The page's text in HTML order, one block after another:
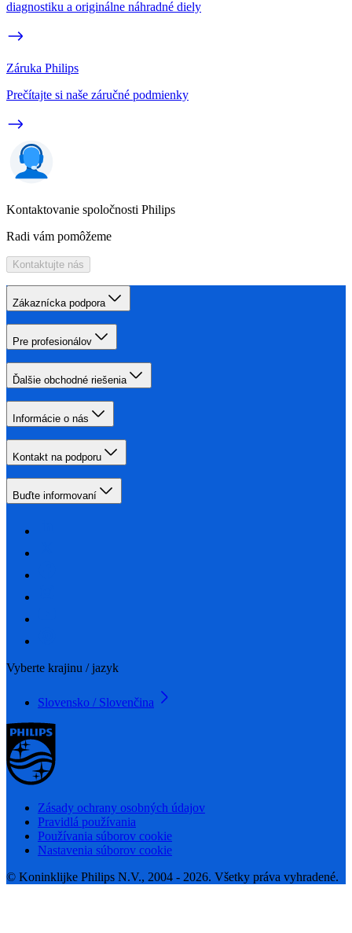
diagnostiku a originálne náhradné diely
Záruka Philips
Prečítajte si naše záručné podmienky
Kontaktovanie spoločnosti Philips
Radi vám pomôžeme
Kontaktujte nás
Zákaznícka podpora
Pre profesionálov
Ďalšie obchodné riešenia
Informácie o nás
Kontakt na podporu
Buďte informovaní
Vyberte krajinu / jazyk
Slovensko / Slovenčina
Zásady ochrany osobných údajov
Pravidlá používania
Používania súborov cookie
Nastavenia súborov cookie
© Koninklijke Philips N.V., 2004 - 2026. Všetky práva vyhradené.